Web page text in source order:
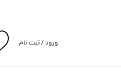
ورود / ثبت نام